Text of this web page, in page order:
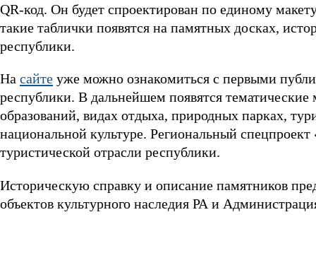
QR-код. Он будет спроектирован по единому
такие таблички появятся на памятных досках,
республики.
На сайте уже можно ознакомиться c первыми
республики. В дальнейшем появятся
образований, видах отдыха, природных парках,
национальной культуре. Региональный
туристической отрасли республики.
Историческую справку и описание памятников
объектов культурного наследия РА и